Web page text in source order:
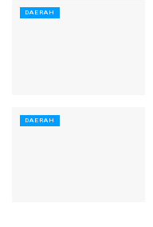
DAERAH
DAERAH